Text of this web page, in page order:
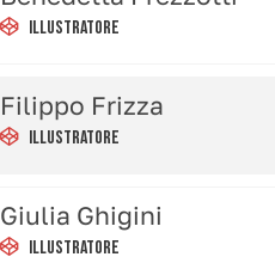
Illustratore
Filippo Frizza
Illustratore
Giulia Ghigini
Illustratore